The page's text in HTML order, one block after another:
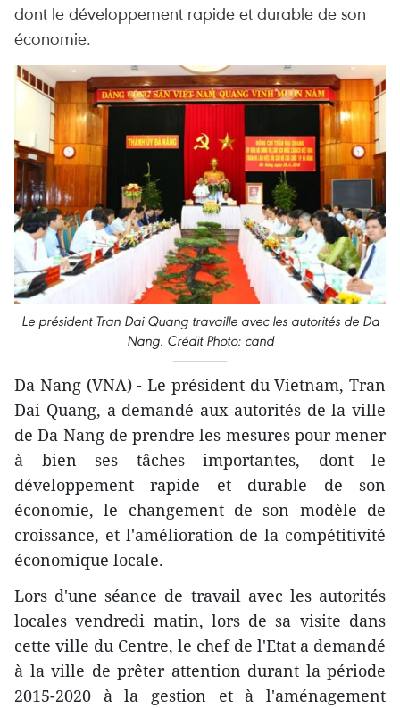
dont le développement rapide et durable de son
économie.
Le président Tran Dai Quang travaille avec les autorités de Da
Nang. Crédit Photo: cand
Da Nang (VNA) - Le président du Vietnam, Tran
Dai Quang, a demandé aux autorités de la ville
de Da Nang de prendre les mesures pour mener
à bien ses tâches importantes, dont le
développement rapide et durable de son
économie, le changement de son modèle de
croissance, et l'amélioration de la compétitivité
économique locale.
Lors d'une séance de travail avec les autorités
locales vendredi matin, lors de sa visite ​dans
cette ville du Centre, le chef de l'Etat a demandé
à la ville de prêter attention durant la période
2015-2020 à la gestion et à l'aménagement